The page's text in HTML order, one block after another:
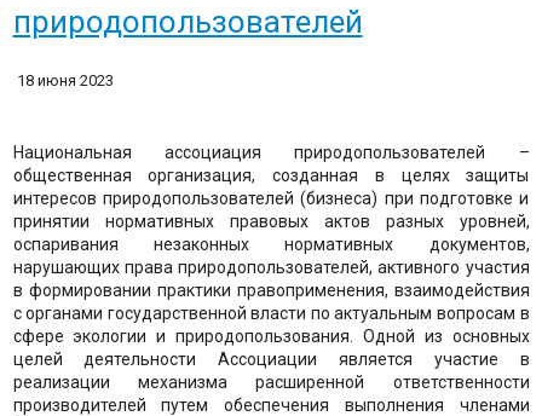
природопользователей
18 июня 2023
Национальная ассоциация природопользователей –
общественная организация, созданная в целях защиты
интересов природопользователей (бизнеса) при подготовке и
принятии нормативных правовых актов разных уровней,
оспаривания незаконных нормативных документов,
нарушающих права природопользователей, активного участия
в формировании практики правоприменения, взаимодействия
с органами государственной власти по актуальным вопросам в
сфере экологии и природопользования. Одной из основных
целей деятельности Ассоциации является участие в
реализации механизма расширенной ответственности
производителей путем обеспечения выполнения членами